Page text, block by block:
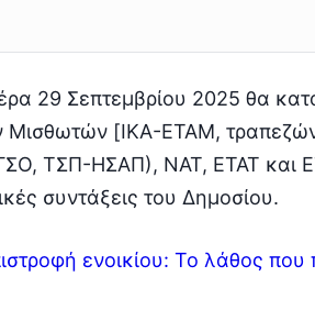
29 Σεπτεμβρίου 2025 θα
Μισθωτών [ΙΚΑ-ΕΤΑΜ,
ΤΣΠ-ΗΣΑΠ), ΝΑΤ, ΕΤΑΤ και
συντάξεις του Δημοσίου.
ενοικίου: Το λάθος